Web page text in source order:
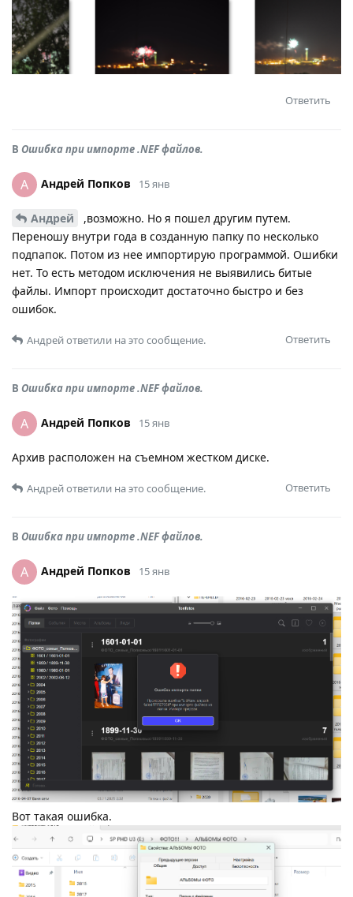
Ответить
В Ошибка при импорте .NEF файлов.
А Андрей Попков 15 янв
Андрей
,возможно. Но я пошел другим путем.
Переношу внутри года в созданную папку по несколько
подпапок. Потом из нее импортирую программой. Ошибки
нет. То есть методом исключения не выявились битые
файлы. Импорт происходит достаточно быстро и без
ошибок.
Ответить
Андрейответили на это сообщение.
В Ошибка при импорте .NEF файлов.
А Андрей Попков 15 янв
Архив расположен на съемном жестком диске.
Ответить
Андрейответили на это сообщение.
В Ошибка при импорте .NEF файлов.
А Андрей Попков 15 янв
Вот такая ошибка.